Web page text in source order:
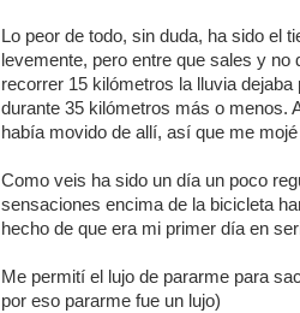
Lo peor de todo, sin duda, ha sido el
levemente, pero entre que sales y
recorrer 15 kilómetros la lluvia dejaba
durante 35 kilómetros más o menos.
había movido de allí, así que me
Como veis ha sido un día un poco
sensaciones encima de la bicicleta
hecho de que era mi primer día en
Me permití el lujo de pararme para
por eso pararme fue un lujo)